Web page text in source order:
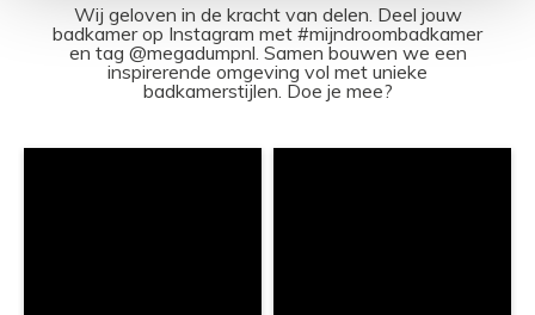
Wij geloven in de kracht van delen. Deel jouw
badkamer op Instagram met #mijndroombadkamer
en tag @megadumpnl. Samen bouwen we een
inspirerende omgeving vol met unieke
badkamerstijlen. Doe je mee?